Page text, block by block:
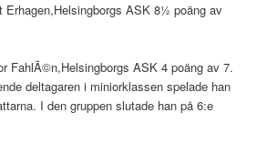
Erhagen,Helsingborgs ASK 8½ poäng av
FahlÃ©n,Helsingborgs ASK 4 poäng av 7.
deltagaren i miniorklassen spelade han
I den gruppen slutade han på 6:e